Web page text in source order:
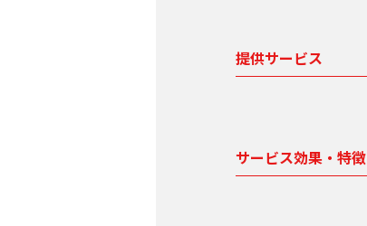
提供サービス
サービス効果・特徴